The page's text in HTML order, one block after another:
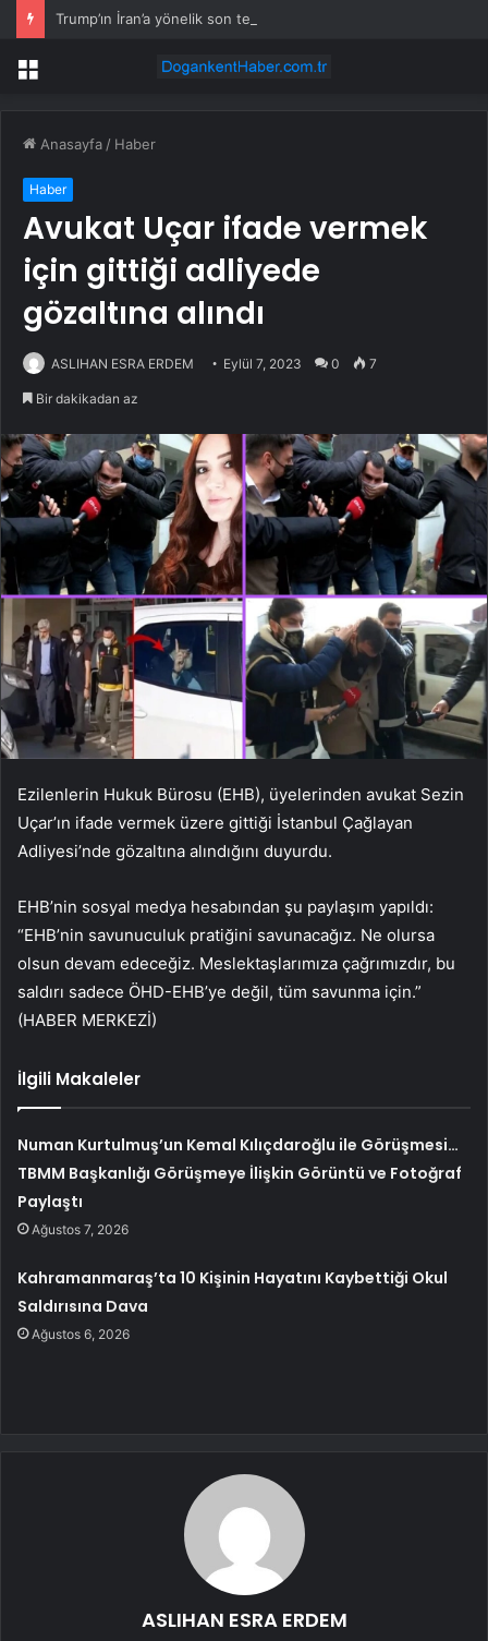
Menü
Anasayfa / Haber
Haber
Avukat Uçar ifade vermek
için gittiği adliyede
gözaltına alındı
ASLIHAN ESRA ERDEM Eylül 7, 2023 0 7
Bir dakikadan az
Ezilenlerin Hukuk Bürosu (EHB), üyelerinden avukat Sezin
Uçar’ın ifade vermek üzere gittiği İstanbul Çağlayan
Adliyesi’nde gözaltına alındığını duyurdu.
EHB’nin sosyal medya hesabından şu paylaşım yapıldı:
“EHB’nin savunuculuk pratiğini savunacağız. Ne olursa
olsun devam edeceğiz. Meslektaşlarımıza çağrımızdır, bu
saldırı sadece ÖHD-EHB’ye değil, tüm savunma için.”
(HABER MERKEZİ)
İlgili Makaleler
Numan Kurtulmuş’un Kemal Kılıçdaroğlu ile Görüşmesi…
TBMM Başkanlığı Görüşmeye İlişkin Görüntü ve Fotoğraf
Paylaştı
Ağustos 7, 2026
Kahramanmaraş’ta 10 Kişinin Hayatını Kaybettiği Okul
Saldırısına Dava
Ağustos 6, 2026
ASLIHAN ESRA ERDEM